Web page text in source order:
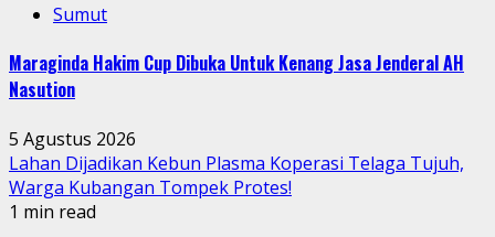
Sumut
Maraginda Hakim Cup Dibuka Untuk Kenang Jasa Jenderal AH
Nasution
5 Agustus 2026
Lahan Dijadikan Kebun Plasma Koperasi Telaga Tujuh,
Warga Kubangan Tompek Protes!
1 min read